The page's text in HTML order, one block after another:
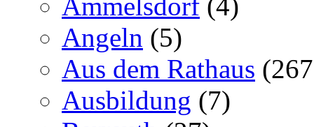
Angeln (5)
Aus dem Rathaus
Ausbildung (7)